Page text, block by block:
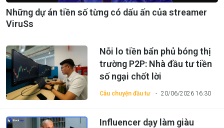
Những dự án tiền số từng có dấu ấn của streamer
ViruSs
Câu chuyện đầu tư 20/06/2026 16:30
Nỗi lo tiền bẩn phủ bóng thị
trường P2P: Nhà đầu tư tiền
số ngại chốt lời
Influencer dạy làm giàu